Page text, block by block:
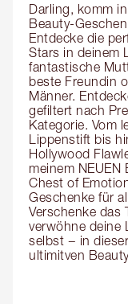
Darling, komm
Beauty-
Entdecke die
Stars in deinem
fantastische
beste Freundin
Männer.
gefiltert nach
Kategorie. Vom
Lippenstift bis
Hollywood
meinem NEUEN
Chest of
Geschenke für
Verschenke das
verwöhne deine
selbst − in
ultimitven